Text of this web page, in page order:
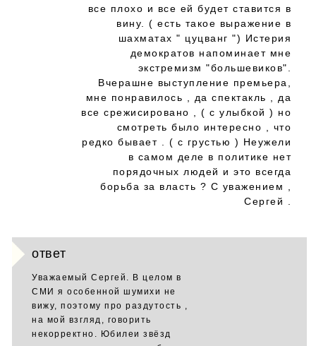
все плохо и все ей будет ставится в
вину. ( есть такое выражение в
шахматах " цуцванг ") Истерия
демократов напоминает мне
экстремизм "большевиков".
Вчерашне выступление премьера,
мне понравилось , да спектакль , да
все срежисировано , ( с улыбкой ) но
смотреть было интересно , что
редко бывает . ( с грустью ) Неужели
в самом деле в политике нет
порядочных людей и это всегда
борьба за власть ? С уважением ,
Сергей .
ответ
Уважаемый Сергей. В целом в
СМИ я особенной шумихи не
вижу, поэтому про раздутость ,
на мой взгляд, говорить
некорректно. Юбилеи звёзд